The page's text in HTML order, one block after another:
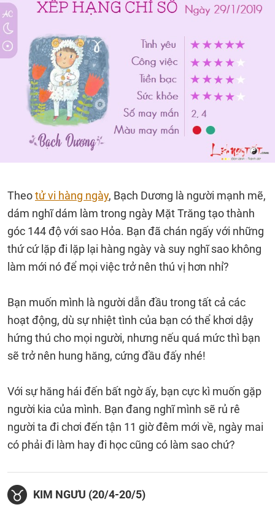
Theotử vi hàng ngày, Bạch Dương là người mạnh mẽ,
dám nghĩ dám làm trong ngày Mặt Trăng tạo thành
góc 144 độ với sao Hỏa. Bạn đã chán ngấy với những
thứ cứ lặp đi lặp lại hàng ngày và suy nghĩ sao không
làm mới nó để mọi việc trở nên thú vị hơn nhỉ?
Bạn muốn mình là người dẫn đầu trong tất cả các
hoạt động, dù sự nhiệt tình của bạn có thể khơi dậy
hứng thú cho mọi người, nhưng nếu quá mức thì bạn
sẽ trở nên hung hăng, cứng đầu đấy nhé!
Với sự hăng hái đến bất ngờ ấy, bạn cực kì muốn gặp
người kia của mình. Bạn đang nghĩ mình sẽ rủ rê
người ta đi chơi đến tận 11 giờ đêm mới về, ngày mai
có phải đi làm hay đi học cũng có làm sao chứ?
KIM NGƯU (20/4-20/5)